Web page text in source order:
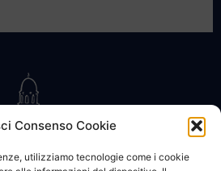
Consenso Cookie
utilizziamo tecnologie come i cookie